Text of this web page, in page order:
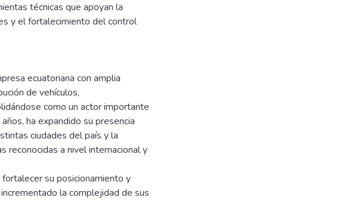
técnicas que apoyan la
y el fortalecimiento del control
ecuatoriana con amplia
de vehículos,
como un actor importante
ha expandido su presencia
ciudades del país y la
reconocidas a nivel internacional y
su posicionamiento y
la complejidad de sus